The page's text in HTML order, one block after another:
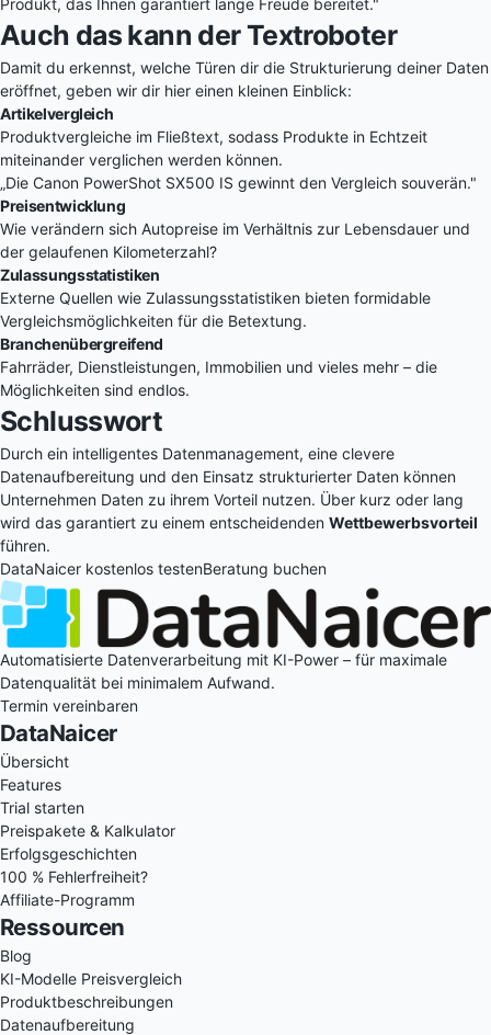
Produkt, das Ihnen garantiert lange Freude bereitet."
Auch das kann der Textroboter
Damit du erkennst, welche Türen dir die Strukturierung deiner Daten
eröffnet, geben wir dir hier einen kleinen Einblick:
Artikelvergleich
Produktvergleiche im Fließtext, sodass Produkte in Echtzeit
miteinander verglichen werden können.
„Die Canon PowerShot SX500 IS gewinnt den Vergleich souverän."
Preisentwicklung
Wie verändern sich Autopreise im Verhältnis zur Lebensdauer und
der gelaufenen Kilometerzahl?
Zulassungsstatistiken
Externe Quellen wie Zulassungsstatistiken bieten formidable
Vergleichsmöglichkeiten für die Betextung.
Branchenübergreifend
Fahrräder, Dienstleistungen, Immobilien und vieles mehr – die
Möglichkeiten sind endlos.
Schlusswort
Durch ein intelligentes Datenmanagement, eine clevere
Datenaufbereitung und den Einsatz strukturierter Daten können
Unternehmen Daten zu ihrem Vorteil nutzen. Über kurz oder lang
wird das garantiert zu einem entscheidenden Wettbewerbsvorteil
führen.
DataNaicer kostenlos testenBeratung buchen
Automatisierte Datenverarbeitung mit KI-Power – für maximale
Datenqualität bei minimalem Aufwand.
Termin vereinbaren
DataNaicer
Übersicht
Features
Trial starten
Preispakete & Kalkulator
Erfolgsgeschichten
100 % Fehlerfreiheit?
Affiliate-Programm
Ressourcen
Blog
KI-Modelle Preisvergleich
Produktbeschreibungen
Datenaufbereitung